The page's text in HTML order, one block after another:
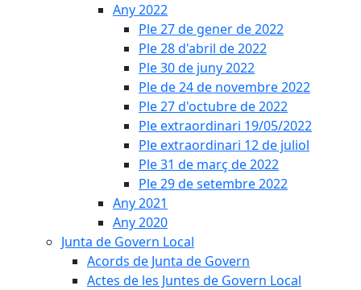
Any 2022
Ple 27 de gener de 2022
Ple 28 d'abril de 2022
Ple 30 de juny 2022
Ple de 24 de novembre 2022
Ple 27 d'octubre de 2022
Ple extraordinari 19/05/2022
Ple extraordinari 12 de juliol
Ple 31 de març de 2022
Ple 29 de setembre 2022
Any 2021
Any 2020
Junta de Govern Local
Acords de Junta de Govern
Actes de les Juntes de Govern Local